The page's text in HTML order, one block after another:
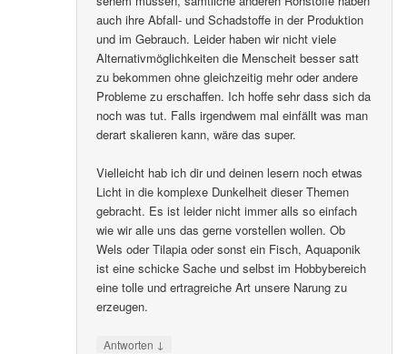
auch ihre Abfall- und Schadstoffe in der Produktion
und im Gebrauch. Leider haben wir nicht viele
Alternativmöglichkeiten die Menscheit besser satt
zu bekommen ohne gleichzeitig mehr oder andere
Probleme zu erschaffen. Ich hoffe sehr dass sich da
noch was tut. Falls irgendwem mal einfällt was man
derart skalieren kann, wäre das super.
Vielleicht hab ich dir und deinen lesern noch etwas
Licht in die komplexe Dunkelheit dieser Themen
gebracht. Es ist leider nicht immer alls so einfach
wie wir alle uns das gerne vorstellen wollen. Ob
Wels oder Tilapia oder sonst ein Fisch, Aquaponik
ist eine schicke Sache und selbst im Hobbybereich
eine tolle und ertragreiche Art unsere Narung zu
erzeugen.
Antworten ↓